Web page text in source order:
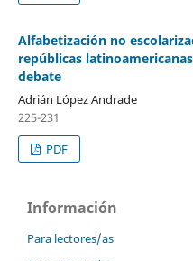
Alfabetización no
repúblicas
debate
Adrián López Andrade
225-231
PDF
Información
Para lectores/as